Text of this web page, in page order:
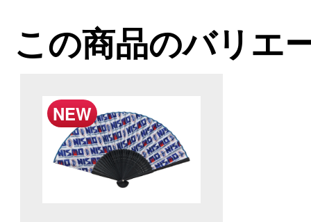
この商品のバリエ